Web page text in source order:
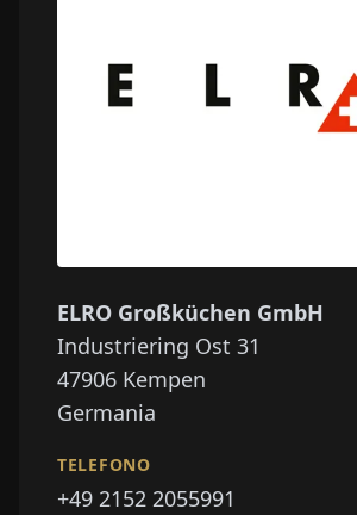
ELRO Großküchen GmbH
Industriering Ost 31
47906 Kempen
Germania
TELEFONO
+49 2152 2055991